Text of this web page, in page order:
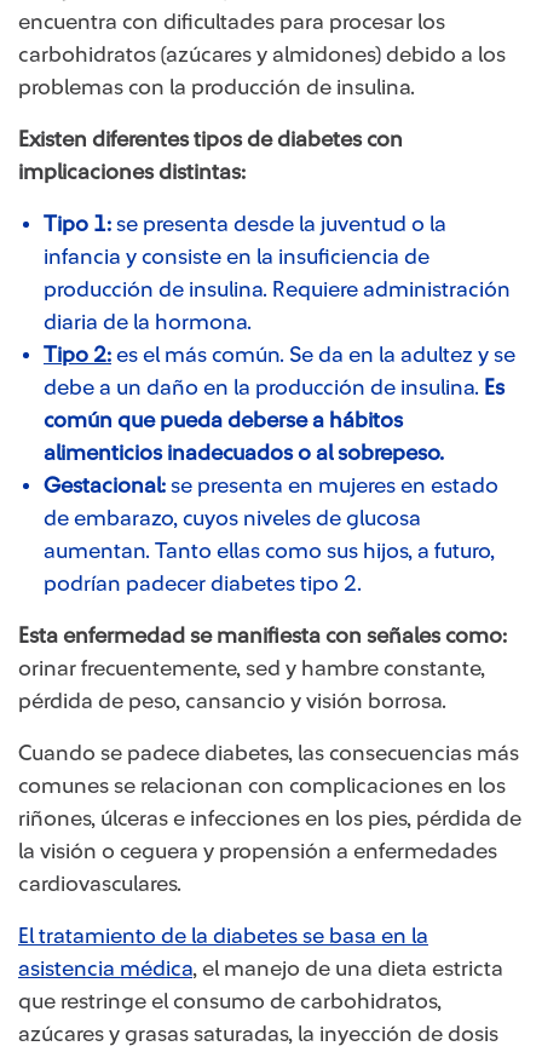
encuentra con dificultades para procesar los
carbohidratos (azúcares y almidones) debido a los
problemas con la producción de insulina.
Existen diferentes tipos de diabetes con
implicaciones distintas:
Tipo 1: se presenta desde la juventud o la
infancia y consiste en la insuficiencia de
producción de insulina. Requiere administración
diaria de la hormona.
Tipo 2: ​ es el más común. Se da en la adultez y se
debe a un daño en la producción de insulina. Es
común que pueda deberse a hábitos
alimenticios inadecuados o al sobrepeso.
Gestacional: se presenta en mujeres en estado
de embarazo, cuyos niveles de glucosa
aumentan. Tanto ellas como sus hijos, a futuro,
podrían padecer diabetes tipo 2.
Esta enfermedad se manifiesta con señales como:
orinar frecuentemente, sed y hambre constante,
pérdida de peso, cansancio y visión borrosa.
Cuando se padece diabetes, las consecuencias más
comunes se relacionan con complicaciones en los
riñones, úlceras e infecciones en los pies, pérdida de
la visión o ceguera y propensión a enfermedades
cardiovasculares.
El tratamiento de la diabetes se basa en la
asistencia médica ​, el manejo de una dieta estricta
que restringe el consumo de carbohidratos,
azúcares y grasas saturadas, la inyección de dosis